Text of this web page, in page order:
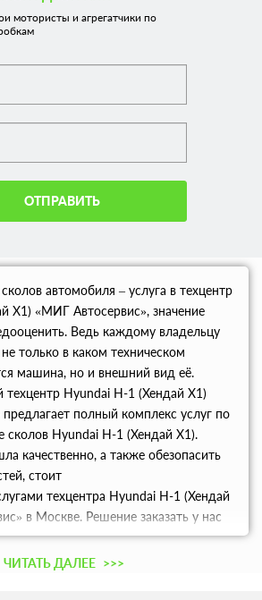
мотористы и агрегатчики по
ОТПРАВИТЬ
автомобиля – услуга в техцентр
Х1) «МИГ Автосервис», значение
Ведь каждому владельцу
только в каком техническом
машина, но и внешний вид её.
Hyundai H-1 (Хендай Х1)
полный комплекс услуг по
сколов Hyundai H-1 (Хендай Х1).
качественно, а также обезопасить
стоит
техцентра Hyundai H-1 (Хендай
в Москве. Решение заказать у нас
получить качественную услугу в
ЧИТАТЬ ДАЛЕЕ >>>